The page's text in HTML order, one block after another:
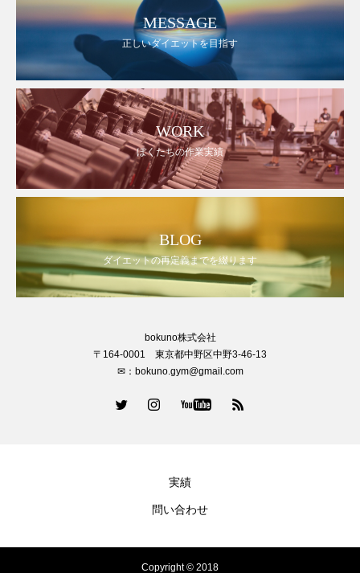
MESSAGE
正しいダイエットを目指す
WORK
ぼくたちの作業実績
BLOG
ダイエットの再定義までを綴ります
bokuno株式会社
〒164-0001 東京都中野区中野3-46-13
✉：bokuno.gym@gmail.com
実績
問い合わせ
Copyright © 2018